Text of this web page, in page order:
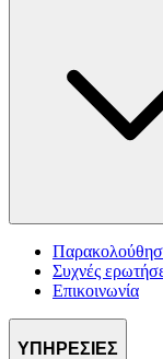
Συχνές
Επικοινωνία
ΥΠΗΡΕΣΙΕΣ